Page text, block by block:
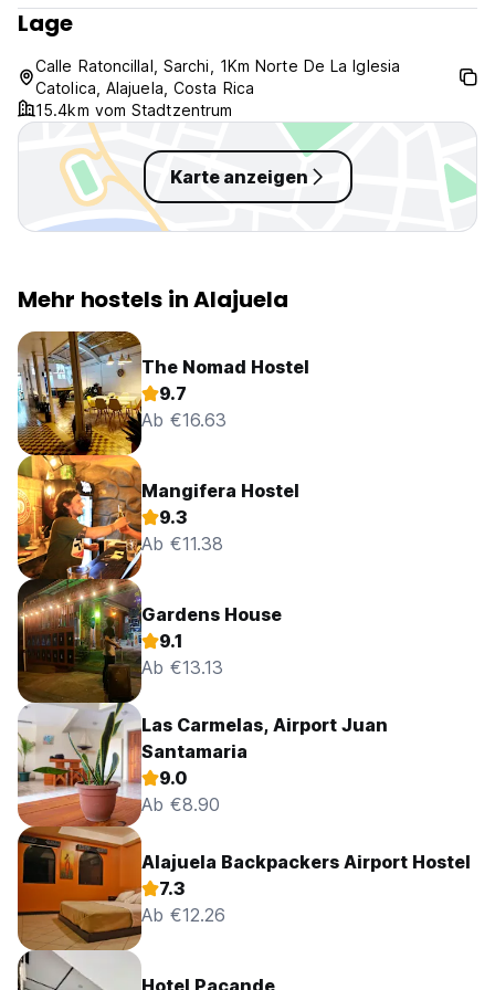
Nichtraucher. (Auto-translated from original language)
Lage
Calle Ratoncillal, Sarchi, 1Km Norte De La Iglesia
Catolica, Alajuela, Costa Rica
15.4km vom Stadtzentrum
Karte anzeigen
Mehr hostels in Alajuela
The Nomad Hostel
9.7
Ab €16.63
Mangifera Hostel
9.3
Ab €11.38
Gardens House
9.1
Ab €13.13
Las Carmelas, Airport Juan
Santamaria
9.0
Ab €8.90
Alajuela Backpackers Airport Hostel
7.3
Ab €12.26
Hotel Pacande